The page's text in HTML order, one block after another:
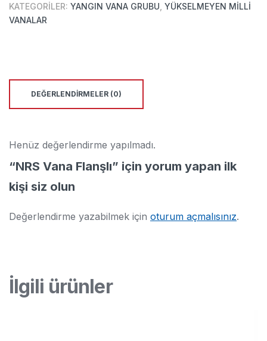
KATEGORILER: YANGIN VANA GRUBU YÜKSELMEYEN MILLI
VANALAR
DEĞERLENDIRMELER (0)
Henüz değerlendirme yapılmadı.
“NRS Vana Flanşlı” için yorum yapan ilk
kişi siz olun
Değerlendirme yazabilmek için oturum açmalısınız.
İlgili ürünler